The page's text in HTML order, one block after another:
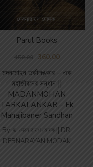
মদনমোহন তর্কালঙ্কার – এক
মহাজীবনের সন্ধান ||
MADANMOHAN
TARKALANKAR – Ek
Mahajibaner Sandhan
Parul Books
450.00 360.00
By ড. দেবনারায়ণ মোদক || DR.
DEBNARAYAN MODAK